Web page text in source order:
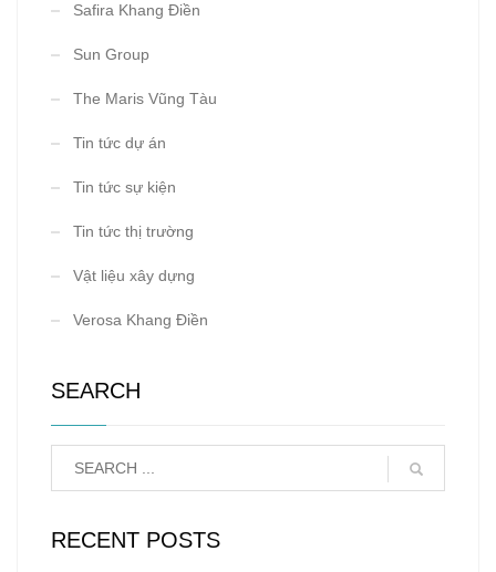
Safira Khang Điền
Sun Group
The Maris Vũng Tàu
Tin tức dự án
Tin tức sự kiện
Tin tức thị trường
Vật liệu xây dựng
Verosa Khang Điền
SEARCH
RECENT POSTS